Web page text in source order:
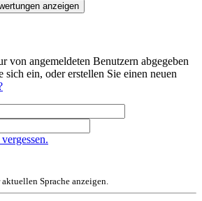
anzeigen
von angemeldeten Benutzern abgegeben
ein, oder erstellen Sie einen neuen
Sprache anzeigen.